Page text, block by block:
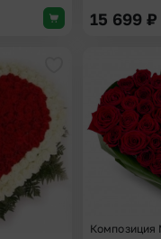
15 699 ₽
Добавить в
Композиция